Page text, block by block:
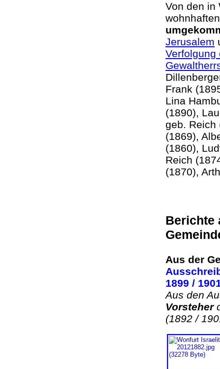
Von den in
Jerusalem
Verfolgung
Frank
Lina
(1890),
geb. Reich
(1869),
(1860),
Reich
(1870),
Berichte
Aus der
1899 /
Aus den
Vorsteher
(1892 /